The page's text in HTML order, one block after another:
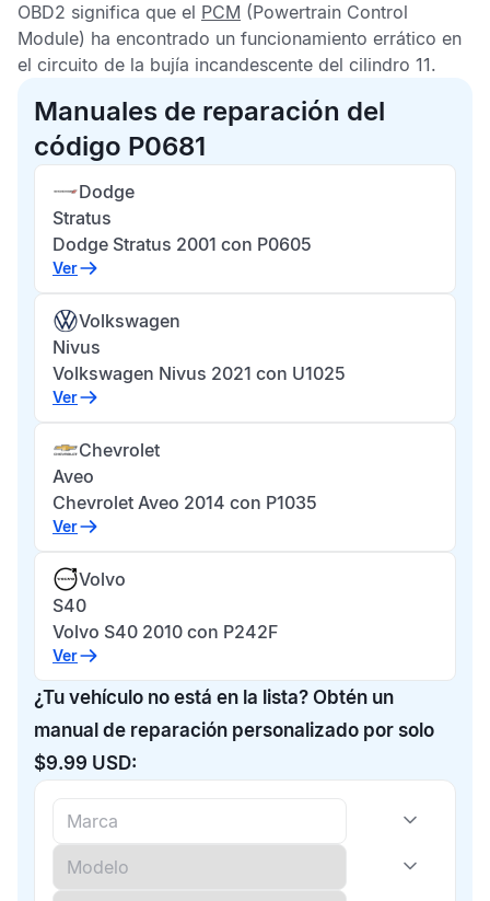
OBD2 significa que el PCM (Powertrain Control
Module) ha encontrado un funcionamiento errático en
el circuito de la bujía incandescente del cilindro 11.
Manuales de reparación del
código P0681
Dodge
Stratus
Dodge Stratus 2001 con P0605
Ver
Volkswagen
Nivus
Volkswagen Nivus 2021 con U1025
Ver
Chevrolet
Aveo
Chevrolet Aveo 2014 con P1035
Ver
Volvo
S40
Volvo S40 2010 con P242F
Ver
¿Tu vehículo no está en la lista? Obtén un
manual de reparación personalizado por solo
$9.99 USD: